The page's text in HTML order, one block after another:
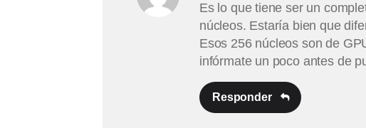
Es lo que tiene ser un
núcleos. Estaría bien que
Esos 256 núcleos son de
infórmate un poco antes de
Responder